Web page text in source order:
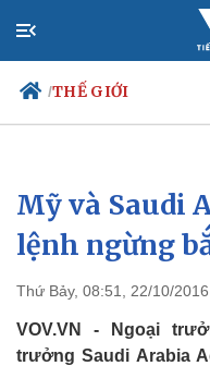
/THẾ GIỚI
Chính trị
Đảng
Tổ chức nhân sự
Nhận diện sự thật
Mỹ và Saudi
lệnh ngừng
Thứ Bảy, 08:51, 22/10/2016
VOV.VN - Ngoại
trưởng Saudi Arabia